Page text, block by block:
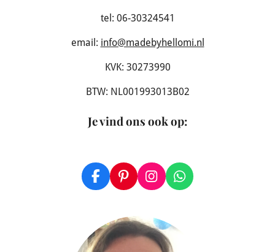
tel: 06-30324541
email: info@madebyhellomi.nl
KVK: 30273990
BTW: NL001993013B02
Je vind ons ook op:
F
a
b
o
P
i
t
e
r
I
n
t
a
g
W
h